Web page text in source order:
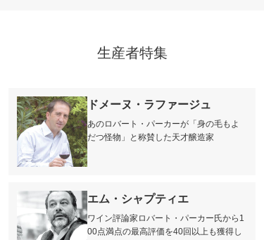
生産者特集
ドメーヌ・ラファージュ
あのロバート・パーカーが「身の毛もよ
だつ怪物」と称賛した天才醸造家
エム・シャプティエ
ワイン評論家ロバート・パーカー氏から1
00点満点の最高評価を40回以上も獲得し